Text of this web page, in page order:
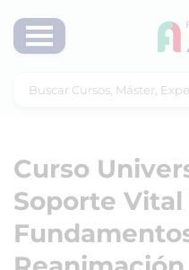
Curso
Soporte Vital